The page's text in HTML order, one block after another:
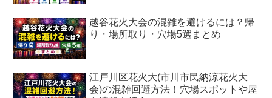
越谷花火大会の混雑を避けるには？帰
り・場所取り・穴場5選まとめ
江戸川区花火大(市川市民納涼花火大
会)の混雑回避方法！穴場スポットや屋